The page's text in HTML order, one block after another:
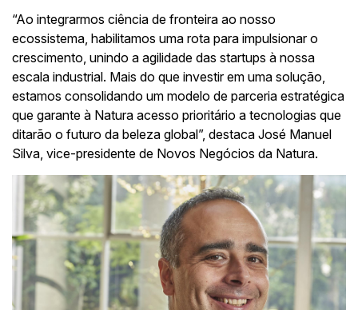
“Ao integrarmos ciência de fronteira ao nosso
ecossistema, habilitamos uma rota para impulsionar o
crescimento, unindo a agilidade das startups à nossa
escala industrial. Mais do que investir em uma solução,
estamos consolidando um modelo de parceria estratégica
que garante à Natura acesso prioritário a tecnologias que
ditarão o futuro da beleza global”, destaca José Manuel
Silva, vice-presidente de Novos Negócios da Natura.